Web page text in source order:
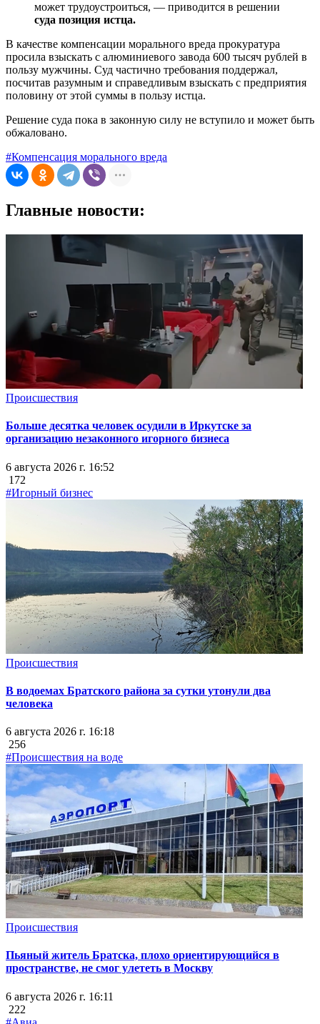
может трудоустроиться, — приводится в решении
суда позиция истца.
В качестве компенсации морального вреда прокуратура
просила взыскать с алюминиевого завода 600 тысяч рублей в
пользу мужчины. Суд частично требования поддержал,
посчитав разумным и справедливым взыскать с предприятия
половину от этой суммы в пользу истца.
Решение суда пока в законную силу не вступило и может быть
обжаловано.
#Компенсация морального вреда
Главные новости:
Происшествия
Больше десятка человек осудили в Иркутске за
организацию незаконного игорного бизнеса
6 августа 2026 г. 16:52
172
#Игорный бизнес
Происшествия
В водоемах Братского района за сутки утонули два
человека
6 августа 2026 г. 16:18
256
#Происшествия на воде
Происшествия
Пьяный житель Братска, плохо ориентирующийся в
пространстве, не смог улететь в Москву
6 августа 2026 г. 16:11
222